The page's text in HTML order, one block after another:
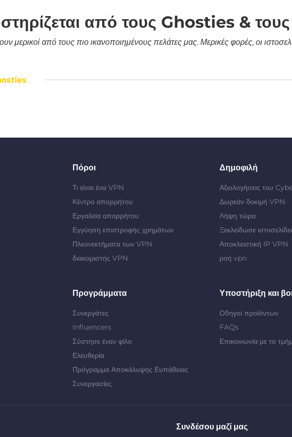
από τους Ghosties &
μερικοί από τους πιο ικανοποιημένους πελάτες μας. Μερικές φορές, οι
Πόροι
Τι είναι ένα VPN
Κέντρο απορρήτου
Εργαλεία απορρήτου
Εγγύηση επιστροφής χρημάτων
Πλεονεκτήματα των VPN
διακομιστής VPN
Δημοφιλή
Αξιολογήσεις του
Δωρεάν δοκιμή VPN
Λήψη τώρα
Ξεκλείδωσε
Αποκλειστική IP VPN
ροή vpn
Προγράμματα
Συνεργάτες
Influencers
Σύστησε έναν φίλο
Ελευθερία
Πρόγραμμα Αποκάλυψης Ευπάθειας
Συνεργασίες
Υποστήριξη και
Οδηγοί προϊόντων
FAQs
Επικοινωνία με το
Συνδέσου μαζί μας